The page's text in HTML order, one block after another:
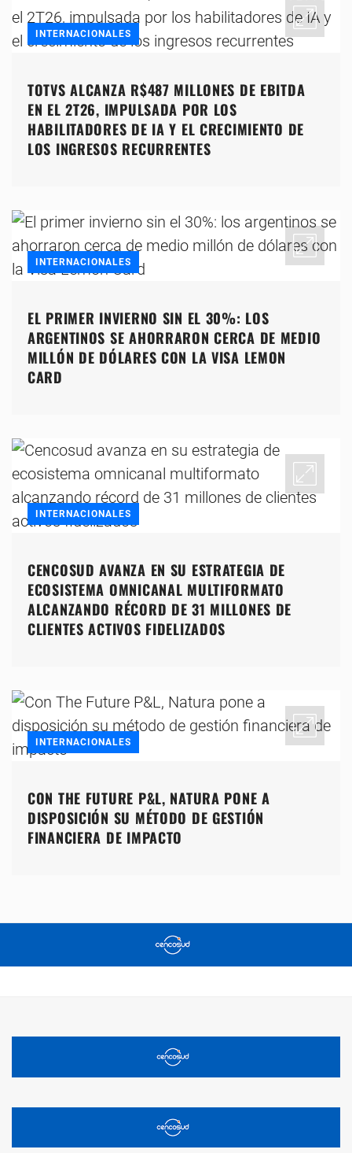
INTERNACIONALES
TOTVS ALCANZA R$487 MILLONES DE EBITDA
EN EL 2T26, IMPULSADA POR LOS
HABILITADORES DE IA Y EL CRECIMIENTO DE
LOS INGRESOS RECURRENTES
INTERNACIONALES
EL PRIMER INVIERNO SIN EL 30%: LOS
ARGENTINOS SE AHORRARON CERCA DE MEDIO
MILLÓN DE DÓLARES CON LA VISA LEMON
CARD
INTERNACIONALES
CENCOSUD AVANZA EN SU ESTRATEGIA DE
ECOSISTEMA OMNICANAL MULTIFORMATO
ALCANZANDO RÉCORD DE 31 MILLONES DE
CLIENTES ACTIVOS FIDELIZADOS
INTERNACIONALES
CON THE FUTURE P&L, NATURA PONE A
DISPOSICIÓN SU MÉTODO DE GESTIÓN
FINANCIERA DE IMPACTO